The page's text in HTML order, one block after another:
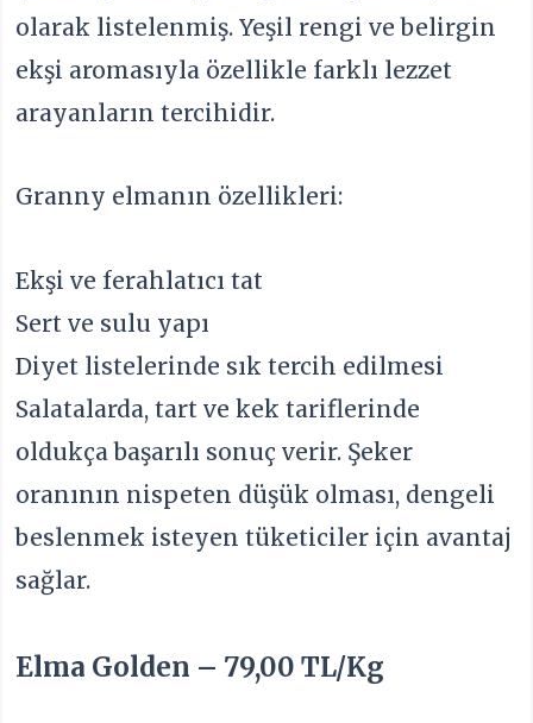
olarak listelenmiş. Yeşil rengi ve belirgin
ekşi aromasıyla özellikle farklı lezzet
arayanların tercihidir.
Granny elmanın özellikleri:
Ekşi ve ferahlatıcı tat
Sert ve sulu yapı
Diyet listelerinde sık tercih edilmesi
Salatalarda, tart ve kek tariflerinde
oldukça başarılı sonuç verir. Şeker
oranının nispeten düşük olması, dengeli
beslenmek isteyen tüketiciler için avantaj
sağlar.
Elma Golden – 79,00 TL/Kg